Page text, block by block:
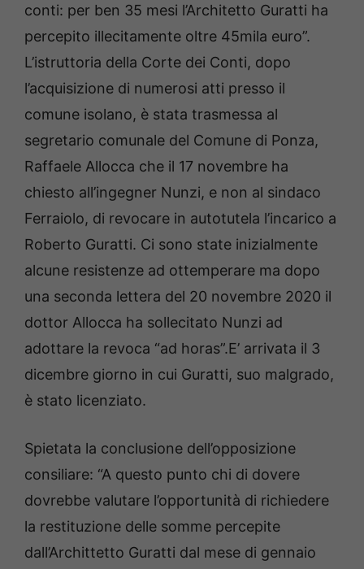
conti: per ben 35 mesi l’Architetto Guratti ha
percepito illecitamente oltre 45mila euro”.
L’istruttoria della Corte dei Conti, dopo
l’acquisizione di numerosi atti presso il
comune isolano, è stata trasmessa al
segretario comunale del Comune di Ponza,
Raffaele Allocca che il 17 novembre ha
chiesto all’ingegner Nunzi, e non al sindaco
Ferraiolo, di revocare in autotutela l’incarico a
Roberto Guratti. Ci sono state inizialmente
alcune resistenze ad ottemperare ma dopo
una seconda lettera del 20 novembre 2020 il
dottor Allocca ha sollecitato Nunzi ad
adottare la revoca “ad horas”.E’ arrivata il 3
dicembre giorno in cui Guratti, suo malgrado,
è stato licenziato.
Spietata la conclusione dell’opposizione
consiliare: “A questo punto chi di dovere
dovrebbe valutare l’opportunità di richiedere
la restituzione delle somme percepite
dall’Archittetto Guratti dal mese di gennaio